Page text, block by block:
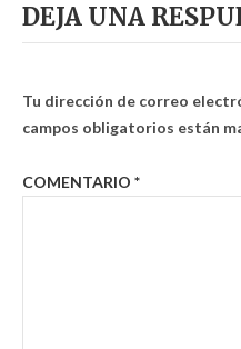
DEJA UNA
Tu dirección de correo
campos obligatorios están
COMENTARIO *